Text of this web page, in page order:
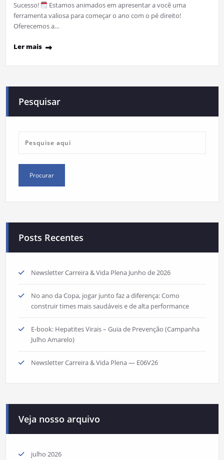
Sucesso!
Estamos animados em apresentar a você uma
ferramenta valiosa para começar o ano com o pé direito!
Oferecemos a…
Ler mais
Pesquisar
Posts Recentes
Newsletter Carreira & Vida Plena Junho de 2026
No ano da Copa, jogar junto faz a diferença: Como
construir times mais saudáveis e de alta performance
E-book: Hepatites Virais – Guia de Prevenção (Campanha
Julho Amarelo)
Newsletter Carreira & Vida Plena — E06V26
Veja nosso arquivo
julho 2026